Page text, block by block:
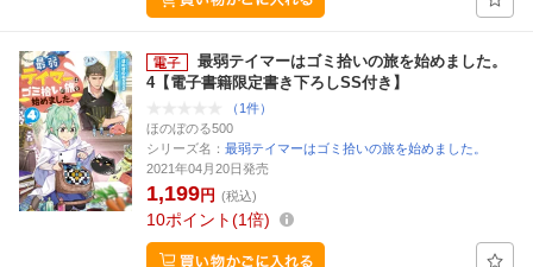
最弱テイマーはゴミ拾いの旅を始めました。
4【電子書籍限定書き下ろしSS付き】
（1件）
ほのぼのる500
シリーズ名： 最弱テイマーはゴミ拾いの旅を始めました。
2021年04月20日発売
1,199円 (税込)
10ポイント 1倍